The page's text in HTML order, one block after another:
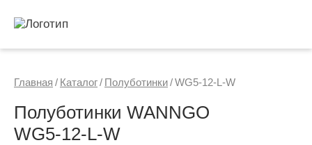
Главная / Каталог/ Полуботинки/WG5-12-L-W
Полуботинки WANNGO
WG5‑12‑L‑W